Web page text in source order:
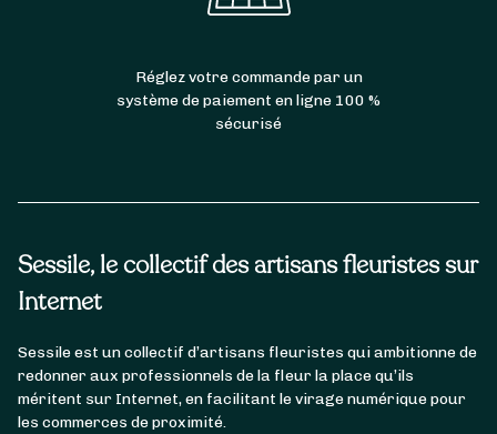
Sessile, le collectif des artisans fleuristes sur
Internet
Sessile est un collectif d’artisans fleuristes qui ambitionne de
redonner aux professionnels de la fleur la place qu’ils
méritent sur Internet, en facilitant le virage numérique pour
les commerces de proximité.
Réglez votre commande par un
système de paiement en ligne 100 %
sécurisé